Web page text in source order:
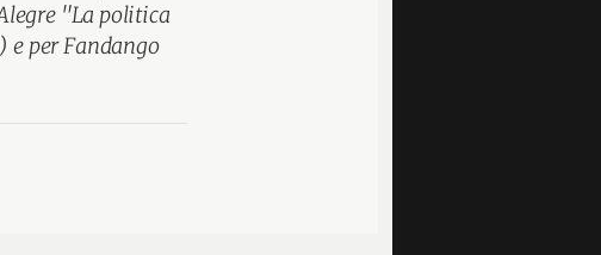
"La politica
e per Fandango